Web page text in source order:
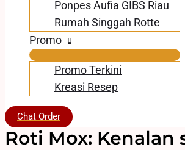
Ponpes Aufia GIBS Riau
Rumah Singgah Rotte
Promo
Promo Terkini
Kreasi Resep
Chat Order
Roti Mox: Kenalan